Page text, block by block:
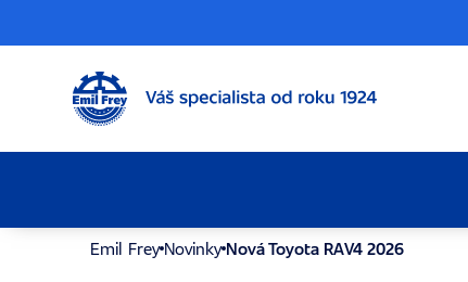
Emil Frey Novinky Nová Toyota RAV4 2026